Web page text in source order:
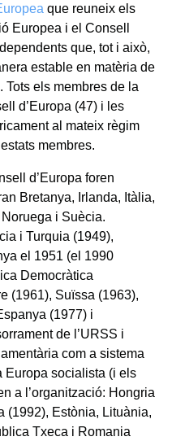
que reuneix els
Europea i el Consell
que, tot i això,
estable en matèria de
els membres de la
d’Europa (47) i les
al mateix règim
membres.
d’Europa foren
Bretanya, Irlanda, Itàlia,
i Suècia.
i Turquia (1949),
el 1951 (el 1990
Democràtica
(1961), Suïssa (1963),
(1977) i
de l’URSS i
com a sistema
Europa socialista (i els
a l’organització: Hongria
(1992), Estònia, Lituània,
Txeca i Romania